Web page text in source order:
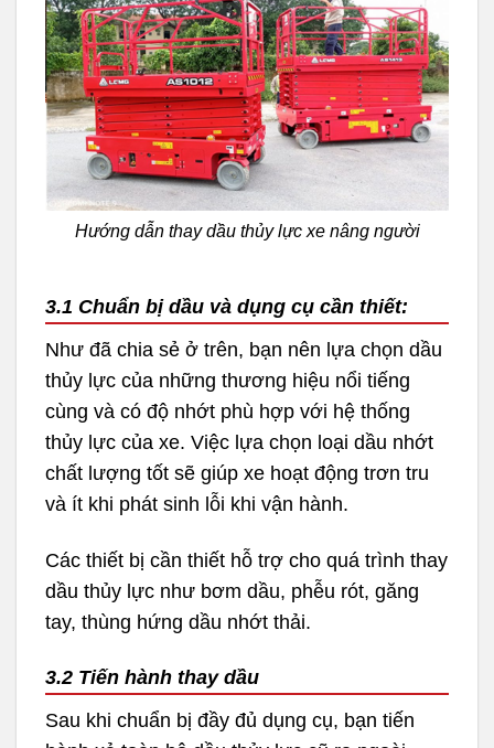
Hướng dẫn thay dầu thủy lực xe nâng người
3.1 Chuẩn bị dầu và dụng cụ cần thiết:
Như đã chia sẻ ở trên, bạn nên lựa chọn dầu
thủy lực của những thương hiệu nổi tiếng
cùng và có độ nhớt phù hợp với hệ thống
thủy lực của xe. Việc lựa chọn loại dầu nhớt
chất lượng tốt sẽ giúp xe hoạt động trơn tru
và ít khi phát sinh lỗi khi vận hành.
Các thiết bị cần thiết hỗ trợ cho quá trình thay
dầu thủy lực như bơm dầu, phễu rót, găng
tay, thùng hứng dầu nhớt thải.
3.2 Tiến hành thay dầu
Sau khi chuẩn bị đầy đủ dụng cụ, bạn tiến